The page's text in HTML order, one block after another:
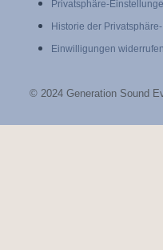
b
o
a
g
r
© 2024 Generation Sound
Privatsphäre-
Historie der
Einwilligungen widerrufen